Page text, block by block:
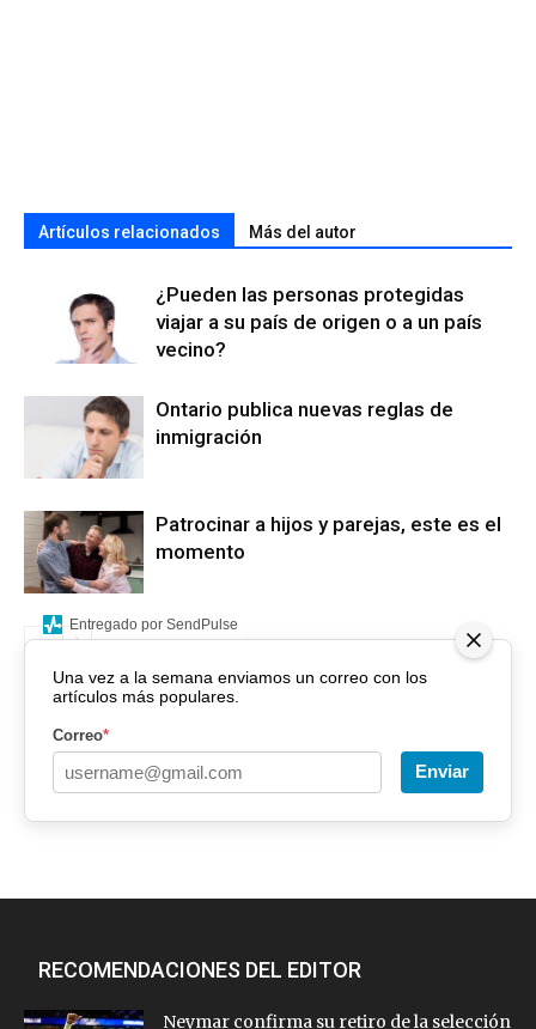
Artículos relacionados Más del autor
¿Pueden las personas protegidas
viajar a su país de origen o a un país
vecino?
Ontario publica nuevas reglas de
inmigración
Patrocinar a hijos y parejas, este es el
momento
Una vez a la semana enviamos un correo con los
artículos más populares.
Correo*
Enviar
Entregado por SendPulse
RECOMENDACIONES DEL EDITOR
Neymar confirma su retiro de la selección